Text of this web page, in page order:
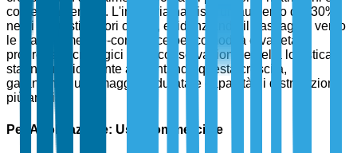
contesti aziendali. L'industria ha visto un aumento del 30%
negli acquisti di fiori online, evidenziando il passaggio verso
le piattaforme di e-commerce per comodità e varietà. I
progressi tecnologici nella conservazione e nella logistica
stanno ulteriormente alimentando questa crescita,
garantendo una maggiore durata e capacità di distribuzione
più ampia.
Per Applicazione: Uso Commerciale